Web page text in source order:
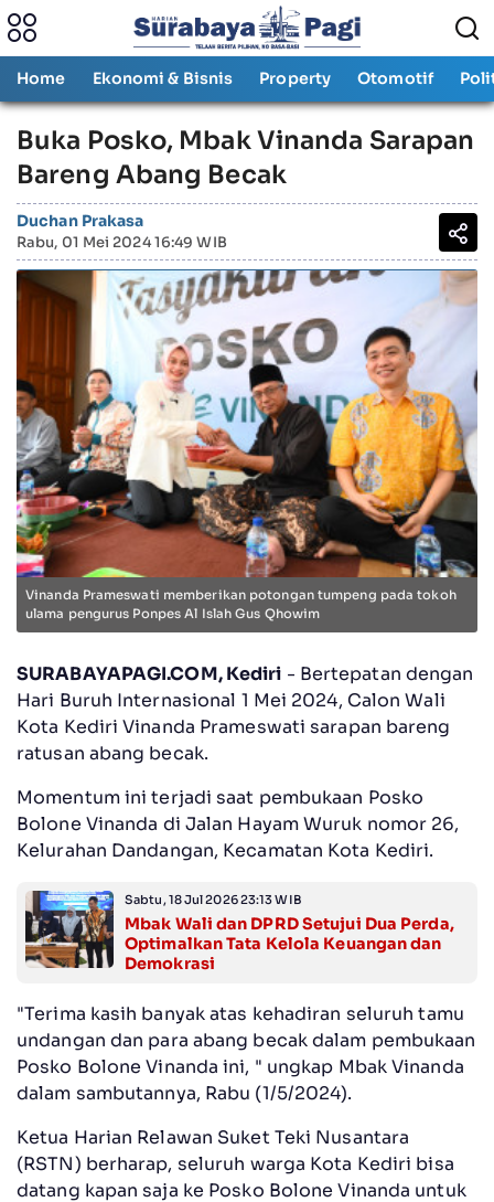
Home Ekonomi & Bisnis Property Otomotif
Buka Posko, Mbak Vinanda Sarapan
Bareng Abang Becak
Duchan Prakasa
Rabu, 01 Mei 2024 16:49 WIB
Vinanda Prameswati memberikan potongan tumpeng pada tokoh
ulama pengurus Ponpes Al Islah Gus Qhowim
SURABAYAPAGI.COM, Kediri - Bertepatan dengan
Hari Buruh Internasional 1 Mei 2024, Calon Wali
Kota Kediri Vinanda Prameswati sarapan bareng
ratusan abang becak.
Momentum ini terjadi saat pembukaan Posko
Bolone Vinanda di Jalan Hayam Wuruk nomor 26,
Kelurahan Dandangan, Kecamatan Kota Kediri.
Sabtu, 18 Jul 2026 23:13 WIB
Mbak Wali dan DPRD Setujui Dua Perda,
Optimalkan Tata Kelola Keuangan dan
Demokrasi
"Terima kasih banyak atas kehadiran seluruh tamu
undangan dan para abang becak dalam pembukaan
Posko Bolone Vinanda ini, " ungkap Mbak Vinanda
dalam sambutannya, Rabu (1/5/2024).
Ketua Harian Relawan Suket Teki Nusantara
(RSTN) berharap, seluruh warga Kota Kediri bisa
datang kapan saja ke Posko Bolone Vinanda untuk